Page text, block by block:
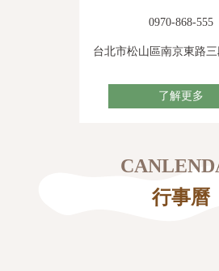
0970-868-555
台北市松山區南京東路三
了解更多
行事曆